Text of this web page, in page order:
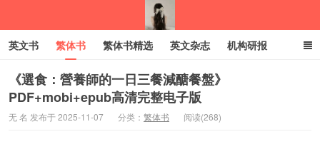
我的生活分享
英文书 繁体书 繁体书精选 英文杂志 机构研报
小语种 绝版书 彩虹亲子电子书 电子书
《選食：營養師的一日三餐減醣餐盤》
PDF+mobi+epub高清完整电子版
无 名 发布于 2025-11-07 分类： 繁体书 阅读(268)